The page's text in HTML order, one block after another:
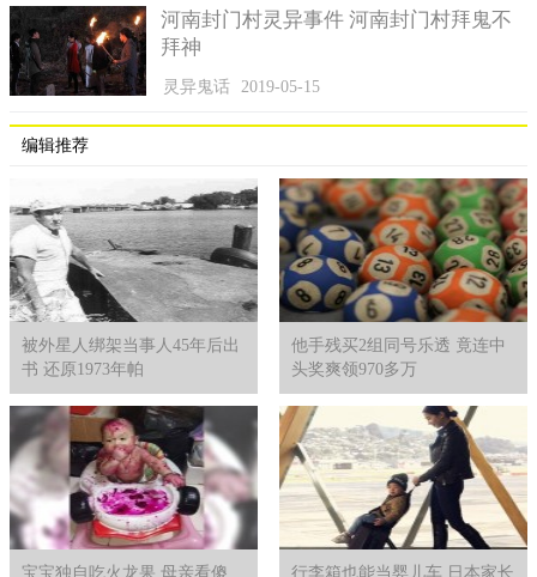
"私话"还是"公言"谁更有话事权
站在大多数员工的角度上看，几乎每个员工至少都有一个工
作微信群，他们都觉得这些群是私底下的通讯工具，言语也仅限
于部分人知道，不应该被公司当做"公言"。
但是对于企业方来说，又是另外一种看法。员工个人的言
语，当着全公司人的面公开来说，这种行为就已经是不正当的
了，公司还不能管了?
那么怎样才能有一个区分的依据?有相关的法律表明，网络群
组的创建者应该履行相应的管理责任，群主和群员发言要遵守网
络规范行为，才能有序的构建良好的网络氛围。但是这并不意味
着企业方在创建群组时有权处罚员工的行为，并不是单方就能说
了算的。
河南封门村灵异事件 河南封门村拜鬼不
拜神
灵异鬼话 2019-05-15
编辑推荐
被外星人绑架当事人45年后出
书 还原1973年帕
他手残买2组同号乐透 竟连中
头奖爽领970多万
宝宝独自吃火龙果 母亲看傻 行李箱也能当婴儿车 日本家长